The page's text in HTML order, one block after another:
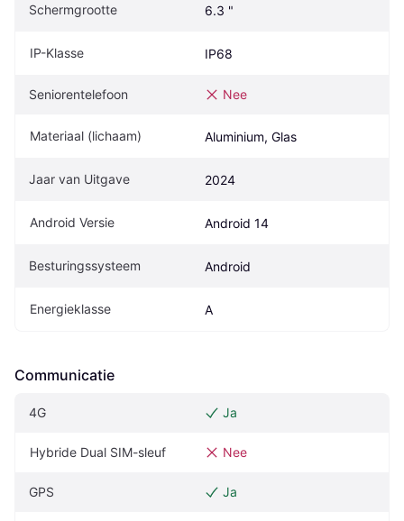
Schermgrootte 6.3 "
IP-Klasse IP68
Seniorentelefoon Nee
Materiaal (lichaam) Aluminium, Glas
Jaar van Uitgave 2024
Android Versie Android 14
Besturingssysteem Android
Energieklasse A
Communicatie
4G Ja
Hybride Dual SIM-sleuf Nee
GPS Ja